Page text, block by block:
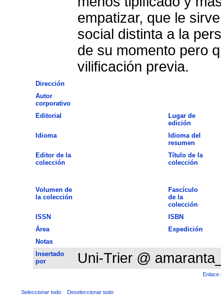
empatizar, que le
social distinta a la
de su momento pero
vilificación previa.
Dirección
Autor
corporativo
Editorial
Lugar de
edición
Idioma
Idioma del
resumen
Editor de la
colección
Título de la
colección
Volumen de
la colección
Fascículo
de la
colección
ISSN
ISBN
Área
Expedición
Notas
Insertado
por
Uni-Trier @
Enlace
Seleccionar todo Deseleccionar todo